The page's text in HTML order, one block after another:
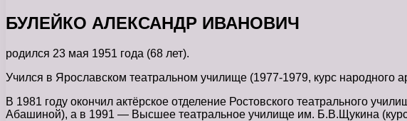
БУЛЕЙКО АЛЕКСАНДР ИВАНОВИЧ
родился 23 мая 1951 года (68 лет).
Учился в Ярославском театральном училище (1977-1979, курс
В 1981 году окончил актёрское отделение Ростовского театрального
Абашиной), а в 1991 — Высшее театральное училище им. Б.В.Щукина